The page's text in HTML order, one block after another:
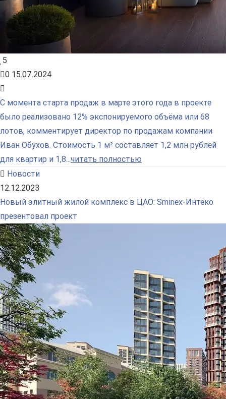
5
0 15.07.2024
С момента старта продаж в марте этого года в проекте
было реализовано 12% экспонируемого объёма или 68
лотов, комментирует директор по продажам компании
Иван Обухов. Стоимость 1 м² составляет 1,2 млн рублей
для квартир и 1,8...читать полностью
Новости
12.12.2023
Новый элитный жилой комплекс в ЦАО: Sminex-Интеко
презентовал проект